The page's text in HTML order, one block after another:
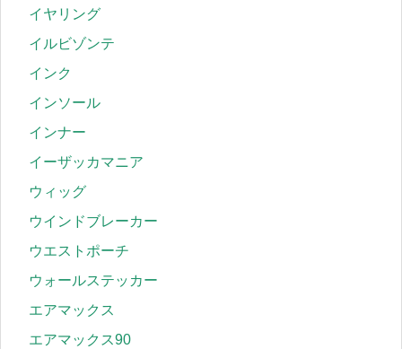
イヤリング
イルビゾンテ
インク
インソール
インナー
イーザッカマニア
ウィッグ
ウインドブレーカー
ウエストポーチ
ウォールステッカー
エアマックス
エアマックス90